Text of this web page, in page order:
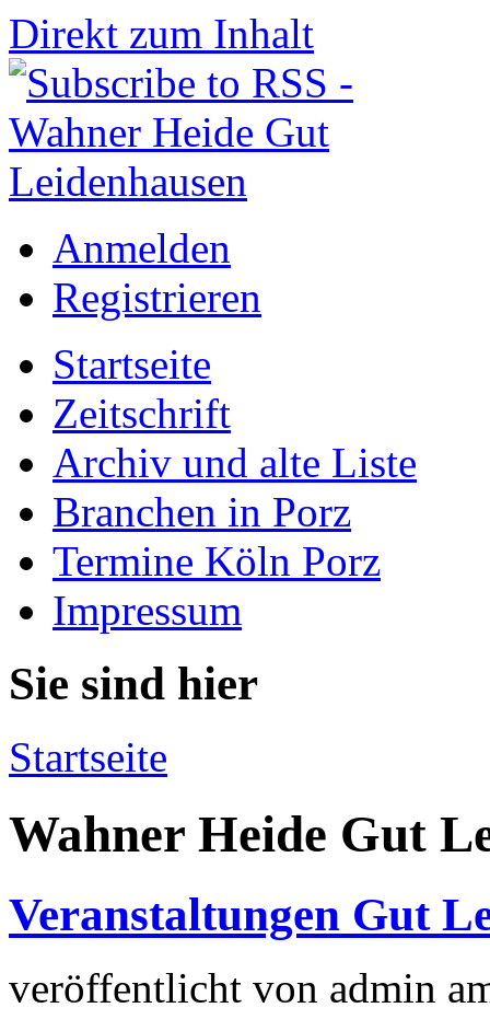
Direkt zum Inhalt
Anmelden
Registrieren
Startseite
Zeitschrift
Archiv und alte Liste
Branchen in Porz
Termine Köln Porz
Impressum
Sie sind hier
Startseite
Wahner Heide Gut
Veranstaltungen Gut
veröffentlicht von admin